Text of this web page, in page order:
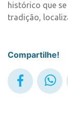
histórico que
tradição,
Compartilhe!